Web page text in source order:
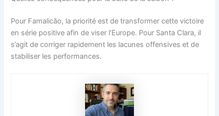
Pour Famalicão, la priorité est de transformer cette victoire
en série positive afin de viser l’Europe. Pour Santa Clara, il
s’agit de corriger rapidement les lacunes offensives et de
stabiliser les performances.